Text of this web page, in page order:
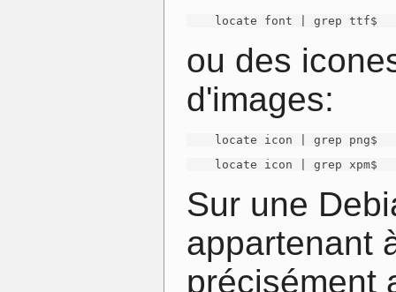
    locate font | grep ttf$
ou des
d'images:
    locate icon | grep png$
    locate icon | grep xpm$
Sur une
appartenant
précisément